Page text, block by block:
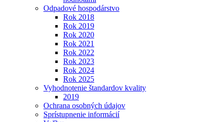
Odpadové hospodárstvo
Rok 2018
Rok 2019
Rok 2020
Rok 2021
Rok 2022
Rok 2023
Rok 2024
Rok 2025
Vyhodnotenie štandardov kvality
2019
Ochrana osobných údajov
Sprístupnenie informácií